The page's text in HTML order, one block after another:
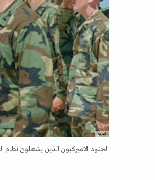
اف ب
الجنود الاميركيون الذين يشغلون نظام